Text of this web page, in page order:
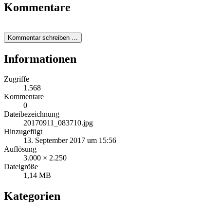
Kommentare
Kommentar schreiben …
Informationen
Zugriffe
1.568
Kommentare
0
Dateibezeichnung
20170911_083710.jpg
Hinzugefügt
13. September 2017 um 15:56
Auflösung
3.000 × 2.250
Dateigröße
1,14 MB
Kategorien